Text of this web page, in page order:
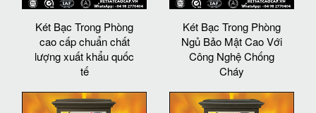
Két Bạc Trong Phòng
cao cấp chuẩn chất
lượng xuất khẩu quốc
tế
Két Bạc Trong Phòng
Ngủ Bảo Mật Cao Với
Công Nghệ Chống
Cháy